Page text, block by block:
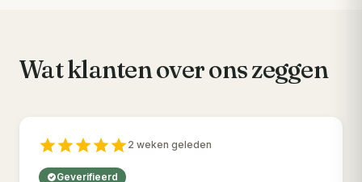
Wat klanten over ons zeggen
2 weken geleden
Geverifieerd